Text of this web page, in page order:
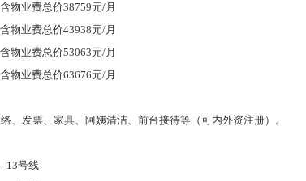
物业费总价38759元/月
物业费总价43938元/月
物业费总价53063元/月
物业费总价63676元/月
、发票、家具、阿姨清洁、前台接待等（可内外资注册）。
13号线